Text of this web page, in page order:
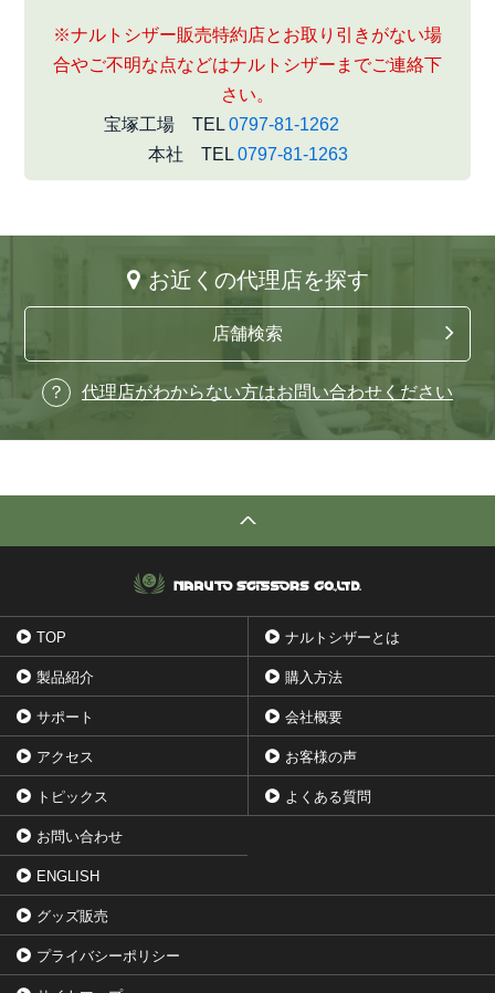
※ナルトシザー販売特約店とお取り引きがない場
合やご不明な点などはナルトシザーまでご連絡下
さい。
宝塚工場 TEL 0797-81-1262
本社 TEL 0797-81-1263
お近くの代理店を探す
店舗検索
代理店がわからない方はお問い合わせください
TOP ナルトシザーとは
製品紹介 購入方法
サポート 会社概要
アクセス お客様の声
トピックス よくある質問
お問い合わせ
ENGLISH
グッズ販売
プライバシーポリシー